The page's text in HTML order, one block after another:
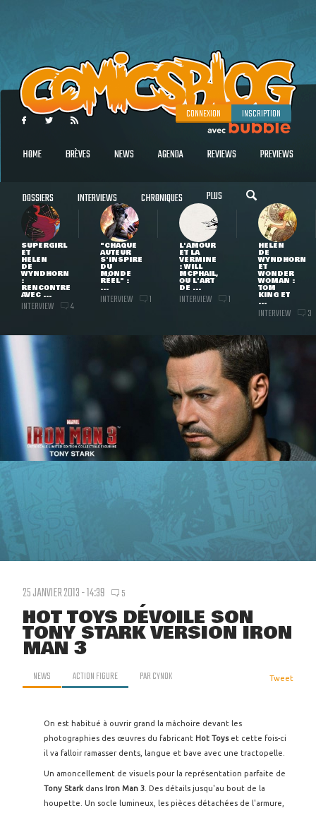
CONNEXION INSCRIPTION
HOME BRÈVES NEWS AGENDA REVIEWS PREVIEWS
DOSSIERS INTERVIEWS CHRONIQUES PLUS
SUPERGIRL
ET
HELEN
DE
WYNDHORN
:
RENCONTRE
AVEC ...
INTERVIEW 4
"CHAQUE
AUTEUR
S'INSPIRE
DU
MONDE
RÉEL" :
...
INTERVIEW 1
L'AMOUR
ET LA
VERMINE
: WILL
MCPHAIL,
OU L'ART
DE ...
INTERVIEW 1
HELEN
DE
WYNDHORN
ET
WONDER
WOMAN :
TOM
KING ET
...
INTERVIEW 3
25 JANVIER 2013 - 14:39 5
HOT TOYS DÉVOILE SON
TONY STARK VERSION IRON
MAN 3
NEWS ACTION FIGURE PARCYNOK Tweet
On est habitué à ouvrir grand la mâchoire devant les
photographies des œuvres du fabricant Hot Toyset cette fois-ci
il va falloir ramasser dents, langue et bave avec une tractopelle.
Un amoncellement de visuels pour la représentation parfaite de
Tony Stark dans Iron Man 3 . Des détails jusqu'au bout de la
houpette. Un socle lumineux, les pièces détachées de l'armure,